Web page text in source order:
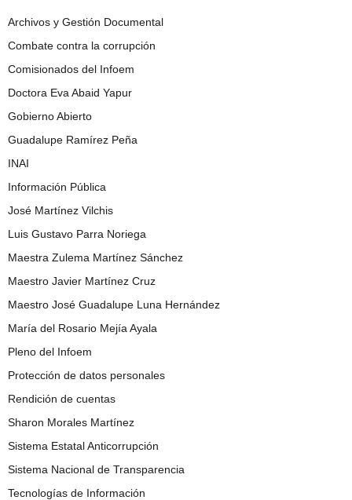
Archivos y Gestión Documental
Combate contra la corrupción
Comisionados del Infoem
Doctora Eva Abaid Yapur
Gobierno Abierto
Guadalupe Ramírez Peña
INAI
Información Pública
José Martínez Vilchis
Luis Gustavo Parra Noriega
Maestra Zulema Martínez Sánchez
Maestro Javier Martínez Cruz
Maestro José Guadalupe Luna Hernández
María del Rosario Mejía Ayala
Pleno del Infoem
Protección de datos personales
Rendición de cuentas
Sharon Morales Martínez
Sistema Estatal Anticorrupción
Sistema Nacional de Transparencia
Tecnologías de Información